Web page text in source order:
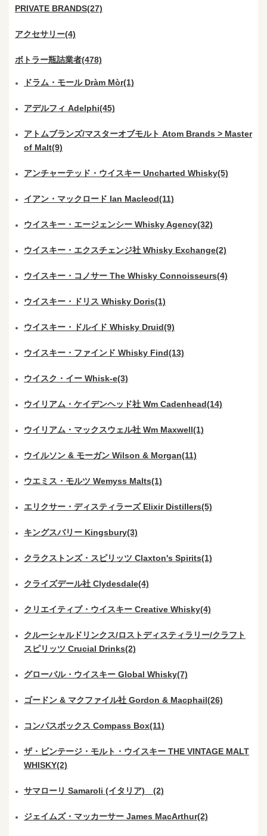
PRIVATE BRANDS(27)
アクセサリー(4)
ボトラー瓶詰業者(478)
ドラム・モール Dràm Mòr(1)
アデルフィ Adelphi(45)
アトムブランズ/マスターオブモルト Atom Brands > Master
of Malt(9)
アンチャーテッド・ウイスキー Uncharted Whisky(5)
イアン・マックロード Ian Macleod(11)
ウイスキー・エージェンシー Whisky Agency(32)
ウイスキー・エクスチェンジ社 Whisky Exchange(2)
ウイスキー・コノサー The Whisky Connoisseurs(4)
ウイスキー・ドリス Whisky Doris(1)
ウイスキー・ドルイド Whisky Druid(9)
ウイスキー・ファインド Whisky Find(13)
ウイスク・イー Whisk-e(3)
ウイリアム・ケイデンヘッド社 Wm Cadenhead(14)
ウイリアム・マックスウェル社 Wm Maxwell(1)
ウイルソン & モーガン Wilson & Morgan(11)
ウエミス・モルツ Wemyss Malts(1)
エリクサー・ディスティラーズ Elixir Distillers(5)
キングスバリー Kingsbury(3)
クラクストンズ・スピリッツ Claxton's Spirits(1)
クライズデール社 Clydesdale(4)
クリエイティブ・ウイスキー Creative Whisky(4)
クルーシャルドリンクス/ロストディスティラリー/クラフト
スピリッツ Crucial Drinks(2)
グローバル・ウイスキー Global Whisky(7)
ゴードン & マクファイル社 Gordon & Macphail(26)
コンパスボックス Compass Box(11)
ザ・ビンテージ・モルト・ウイスキー THE VINTAGE MALT
WHISKY(2)
サマローリ Samaroli (イタリア) (2)
ジェイムズ・マッカーサー James MacArthur(2)